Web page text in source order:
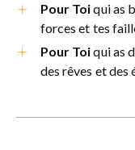
Pour Toiqui as
forces et tes
Pour Toiqui as
des rêves et des